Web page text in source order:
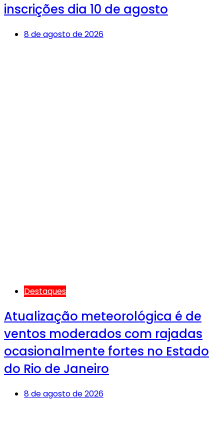
inscrições dia 10 de agosto
8 de agosto de 2026
Destaques
Atualização meteorológica é de
ventos moderados com rajadas
ocasionalmente fortes no Estado
do Rio de Janeiro
8 de agosto de 2026